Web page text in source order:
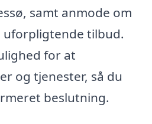
samt anmode om
tilbud.
for at
og tjenester, så du
beslutning.